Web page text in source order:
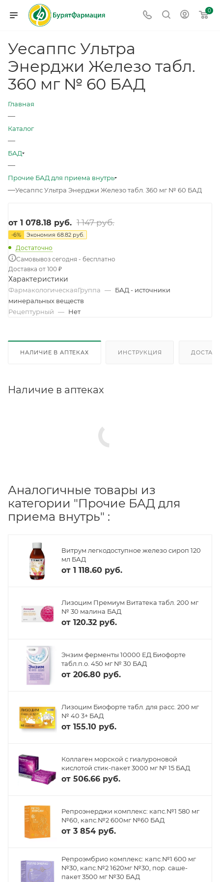
0
Уесаппс Ультра
Энерджи Железо табл.
360 мг № 60 БАД
Главная
—
Каталог
—
БАД
—
Прочие БАД для приема внутрь
—Уесаппс Ультра Энерджи Железо табл. 360 мг № 60 БАД
от 1 078.18 руб. 1 147 руб.
-6% Экономия 68.82 руб.
Достаточно
Самовывоз сегодня - бесплатно
Доставка от 100 ₽
Характеристики
ФармакологическаяГруппа — БАД - источники
минеральных веществ
Рецептурный — Нет
НАЛИЧИЕ В АПТЕКАХ ИНСТРУКЦИЯ
Наличие в аптеках
Аналогичные товары из
категории "Прочие БАД для
приема внутрь" :
Витрум легкодоступное железо сироп 120
мл БАД
от 1 118.60 руб.
Лизоцим Премиум Витатека табл. 200 мг
№ 30 малина БАД
от 120.32 руб.
Энзим ферменты 10000 ЕД Биофорте
табл.п.о. 450 мг № 30 БАД
от 206.80 руб.
Лизоцим Биофорте табл. для расс. 200 мг
№ 40 3+ БАД
от 155.10 руб.
Коллаген морской с гиалуроновой
кислотой стик-пакет 3000 мг № 15 БАД
от 506.66 руб.
Репроэнерджи комплекс: капс.№1 580 мг
№60, капс.№2 600мг №60 БАД
от 3 854 руб.
Репроэмбрио комплекс: капс.№1 600 мг
№30, капс.№2 1620мг №30, пор. саше-
пакет 3500 мг №30 БАД